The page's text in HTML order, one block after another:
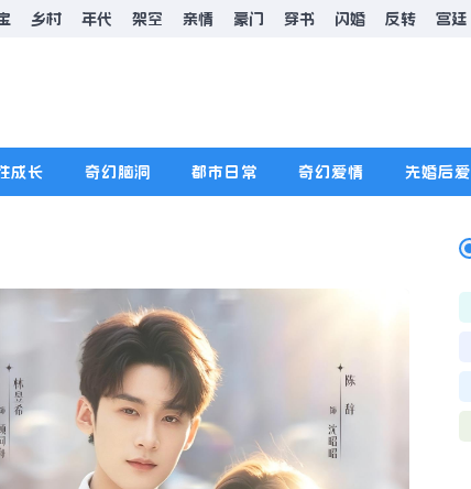
乡村 年代 架空 亲情 豪门 穿书 闪婚 反转 宫廷
成长 奇幻脑洞 都市日常 奇幻爱情 先婚后爱